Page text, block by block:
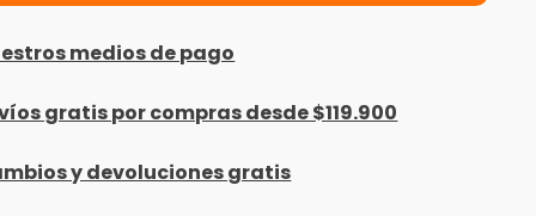
medios de pago
gratis por compras desde $119.900
y devoluciones gratis